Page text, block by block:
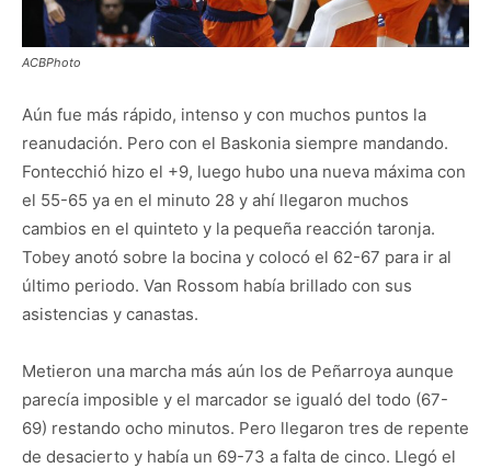
ACBPhoto
Aún fue más rápido, intenso y con muchos puntos la
reanudación. Pero con el Baskonia siempre mandando.
Fontecchió hizo el +9, luego hubo una nueva máxima con
el 55-65 ya en el minuto 28 y ahí llegaron muchos
cambios en el quinteto y la pequeña reacción taronja.
Tobey anotó sobre la bocina y colocó el 62-67 para ir al
último periodo. Van Rossom había brillado con sus
asistencias y canastas.
Metieron una marcha más aún los de Peñarroya aunque
parecía imposible y el marcador se igualó del todo (67-
69) restando ocho minutos. Pero llegaron tres de repente
de desacierto y había un 69-73 a falta de cinco. Llegó el